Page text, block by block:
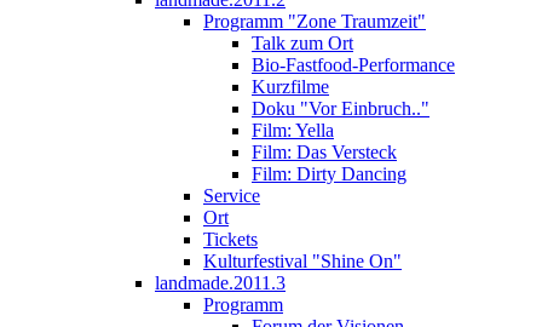
Programm "Zone Traumzeit"
Talk zum Ort
Bio-Fastfood-Performance
Kurzfilme
Doku "Vor Einbruch.."
Film: Yella
Film: Das Versteck
Film: Dirty Dancing
Service
Ort
Tickets
Kulturfestival "Shine On"
landmade.2011.3
Programm